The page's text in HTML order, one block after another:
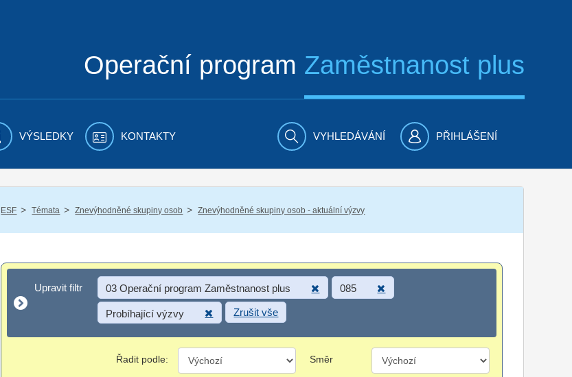
Operační program Zaměstnanost plus
VÝSLEDKY KONTAKTY VYHLEDÁVÁNÍ PŘIHLÁŠENÍ
ESF / Témata / Znevýhodněné skupiny osob / Znevýhodněné skupiny osob - aktuální výzvy
Upravit filtr
Upravit filtr 03 Operační program Zaměstnanost plus 085
Probíhající výzvy Zrušit vše
Řadit podle: Směr